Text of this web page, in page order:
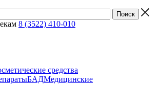
8 (3522) 410-010
средства
БАДМедицинские